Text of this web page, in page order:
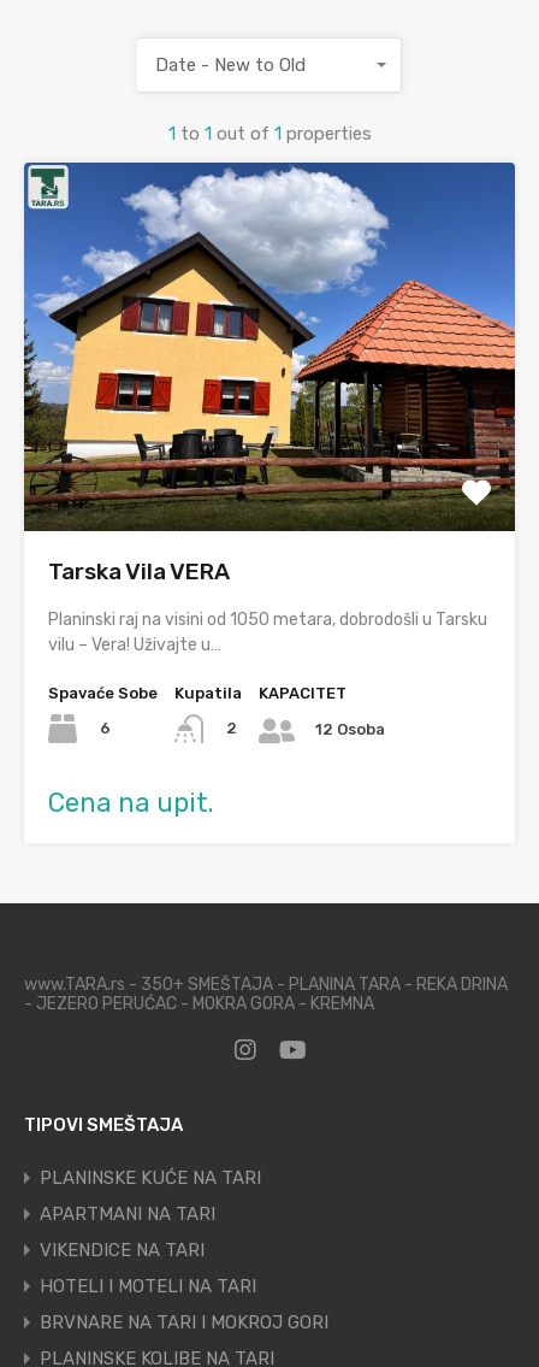
1 to 1 out of 1 properties
Date - New to Old
Tarska Vila VERA
Planinski raj na visini od 1050 metara, dobrodošli u Tarsku
vilu – Vera! Uživajte u…
Spavaće Sobe
6
Kupatila
2
KAPACITET
12 Osoba
Cena na upit.
www.TARA.rs - 350+ SMEŠTAJA - PLANINA TARA - REKA DRINA
- JEZERO PERUĆAC - MOKRA GORA - KREMNA
TIPOVI SMEŠTAJA
PLANINSKE KUĆE NA TARI
APARTMANI NA TARI
VIKENDICE NA TARI
HOTELI I MOTELI NA TARI
BRVNARE NA TARI I MOKROJ GORI
PLANINSKE KOLIBE NA TARI